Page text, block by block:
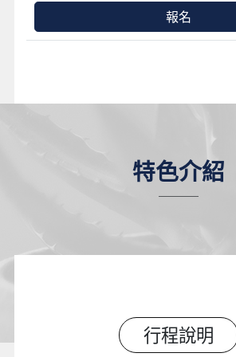
特色介紹
行程說明
報名